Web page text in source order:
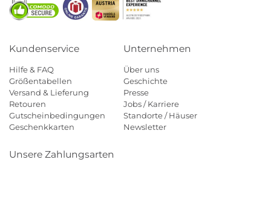
Kundenservice
Hilfe & FAQ
Größentabellen
Versand & Lieferung
Retouren
Gutscheinbedingungen
Geschenkkarten
Unternehmen
Über uns
Geschichte
Presse
Jobs / Karriere
Standorte / Häuser
Newsletter
Unsere Zahlungsarten